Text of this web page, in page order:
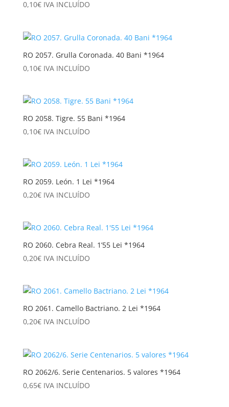
0,10€ IVA INCLUÍDO
RO 2057. Grulla Coronada. 40 Bani *1964
0,10€ IVA INCLUÍDO
RO 2058. Tigre. 55 Bani *1964
0,10€ IVA INCLUÍDO
RO 2059. León. 1 Lei *1964
0,20€ IVA INCLUÍDO
RO 2060. Cebra Real. 1’55 Lei *1964
0,20€ IVA INCLUÍDO
RO 2061. Camello Bactriano. 2 Lei *1964
0,20€ IVA INCLUÍDO
RO 2062/6. Serie Centenarios. 5 valores *1964
0,65€ IVA INCLUÍDO